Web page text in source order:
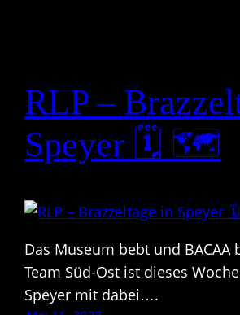
RLP –
Speyer 🗓 🗺
Das Museum bebt und BACAA
Team Süd-Ost ist dieses
Speyer mit dabei….